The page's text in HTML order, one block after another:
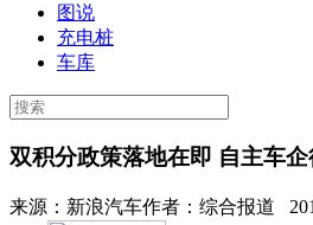
图说
充电桩
车库
双积分政策落地在即 自主车企
来源： 新浪汽车作者： 综合报道